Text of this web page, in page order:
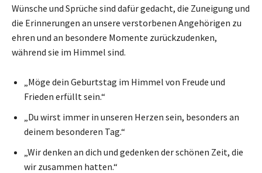
Wünsche und Sprüche sind dafür gedacht, die Zuneigung und
die Erinnerungen an unsere verstorbenen Angehörigen zu
ehren und an besondere Momente zurückzudenken,
während sie im Himmel sind.
„Möge dein Geburtstag im Himmel von Freude und
Frieden erfüllt sein.“
„Du wirst immer in unseren Herzen sein, besonders an
deinem besonderen Tag.“
„Wir denken an dich und gedenken der schönen Zeit, die
wir zusammen hatten.“